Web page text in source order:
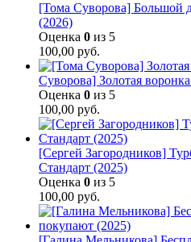
[Тома Суворова] Большой
(2026)
Оценка 0 из 5
100,00 руб.
Суворова] Золотая
Оценка 0 из 5
100,00 руб.
[Сергей Загородников]
Стандарт (2025)
Оценка 0 из 5
100,00 руб.